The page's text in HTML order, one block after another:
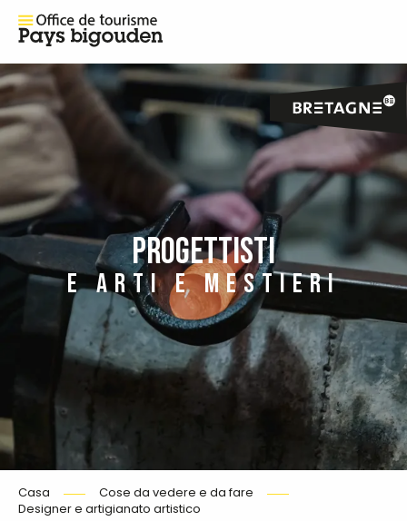
PROGETTISTI
E ARTI E MESTIERI
Casa
Cose da vedere e da fare
Designer e artigianato artistico